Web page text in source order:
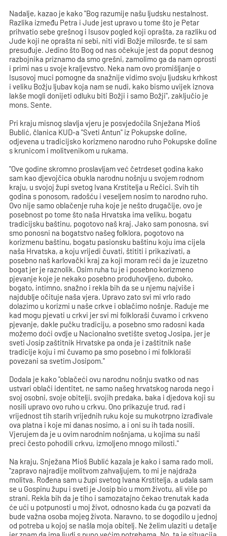
Nadalje, kazao je kako "Bog razumije našu ljudsku nestalnost.
Razlika između Petra i Jude jest upravo u tome što je Petar
prihvatio sebe grešnog i Isusov pogled koji oprašta, za razliku od
Jude koji ne oprašta ni sebi, niti vidi Božje milosrđe, te si sam
presuđuje. Jedino što Bog od nas očekuje jest da poput desnog
razbojnika priznamo da smo grešni, zamolimo ga da nam oprosti
i primi nas u svoje kraljevstvo. Neka nam ovo promišljanje o
Isusovoj muci pomogne da snažnije vidimo svoju ljudsku krhkost
i veliku Božju ljubav koja nam se nudi, kako bismo uvijek iznova
lakše mogli donijeti odluku biti Božji i samo Božji", zaključio je
mons. Sente.
Pri kraju misnog slavlja vjeru je posvjedočila Snježana Mioš
Bublić, članica KUD-a "Sveti Antun" iz Pokupske doline,
odjevena u tradicijsko korizmeno narodno ruho Pokupske doline
s krunicom i molitvenikom u rukama.
"Ove godine skromno proslavljam već četrdeset godina kako
sam kao djevojčica obukla narodnu nošnju u svojem rodnom
kraju, u svojoj župi svetog Ivana Krstitelja u Rečici. Svih tih
godina s ponosom, radošću i veseljem nosim to narodno ruho.
Ovo nije samo oblačenje ruha koje je nešto drugačije, ovo je
posebnost po tome što naša Hrvatska ima veliku, bogatu
tradicijsku baštinu, pogotovo naš kraj. Jako sam ponosna, svi
smo ponosni na bogatstvo našeg folklora, pogotovo na
korizmenu baštinu, bogatu pasionsku baštinu koju ima cijela
naša Hrvatska, a koju vrijedi čuvati, štititi i prikazivati, a
posebno naš karlovački kraj za koji moram reći da je izuzetno
bogat jer je raznolik. Osim ruha tu je i posebno korizmeno
pjevanje koje je nekako posebno produhovljeno, duboko,
bogato, intimno, snažno i rekla bih da se u njemu najviše i
najdublje očituje naša vjera. Upravo zato svi mi vrlo rado
dolazimo u korizmi u naše crkve i oblačimo nošnje. Raduje me
kad mogu pjevati u crkvi jer svi mi folkloraši čuvamo i crkveno
pjevanje, dakle pučku tradiciju, a posebno smo radosni kada
možemo doći ovdje u Nacionalno svetište svetog Josipa, jer je
sveti Josip zaštitnik Hrvatske pa onda je i zaštitnik naše
tradicije koju i mi čuvamo pa smo posebno i mi folkloraši
povezani sa svetim Josipom."
Dodala je kako "oblačeći ovu narodnu nošnju svatko od nas
ustvari oblači identitet, ne samo našeg hrvatskog naroda nego i
svoj osobni, svoje obitelji, svojih predaka, baka i djedova koji su
nosili upravo ovo ruho u crkvu. Ono prikazuje trud, rad i
vrijednost tih starih vrijednih ruku koje su mukotrpno izrađivale
ova platna i koje mi danas nosimo, a i oni su ih tada nosili.
Vjerujem da je u ovim narodnim nošnjama, u kojima su naši
preci često pohodili crkvu, izmoljeno mnogo milosti."
Na kraju, Snježana Mioš Bublić kazala je kako i sama rado moli,
"zapravo najradije molitvom zahvaljujem, to mi je najdraža
molitva. Rođena sam u župi svetog Ivana Krstitelja, a udala sam
se u Gospinu župu i sveti je Josip bio u mom životu, ali više po
strani. Rekla bih da je tiho i samozatajno čekao trenutak kada
će ući u potpunosti u moj život, odnosno kada ću ga pozvati da
bude važna osoba mojeg života. Naravno, to se dogodilo u jednoj
od potreba u kojoj se našla moja obitelj. Ne želim ulaziti u detalje